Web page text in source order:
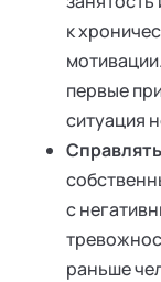
к
первые
ситуация
с
раньше